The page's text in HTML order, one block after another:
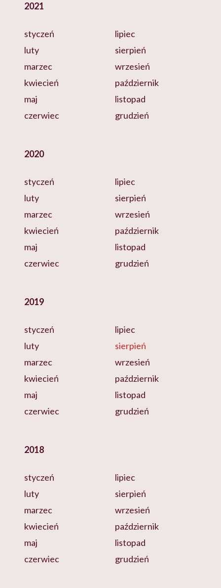
2021
styczeń
luty
marzec
kwiecień
maj
czerwiec
lipiec
sierpień
wrzesień
październik
listopad
grudzień
2020
styczeń
luty
marzec
kwiecień
maj
czerwiec
lipiec
sierpień
wrzesień
październik
listopad
grudzień
2019
styczeń
luty
marzec
kwiecień
maj
czerwiec
lipiec
sierpień
wrzesień
październik
listopad
grudzień
2018
styczeń
luty
marzec
kwiecień
maj
czerwiec
lipiec
sierpień
wrzesień
październik
listopad
grudzień